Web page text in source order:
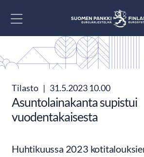
Tilasto | 31.5.2023 10.00
Asuntolainakanta supistui
vuodentakaisesta
Huhtikuussa 2023